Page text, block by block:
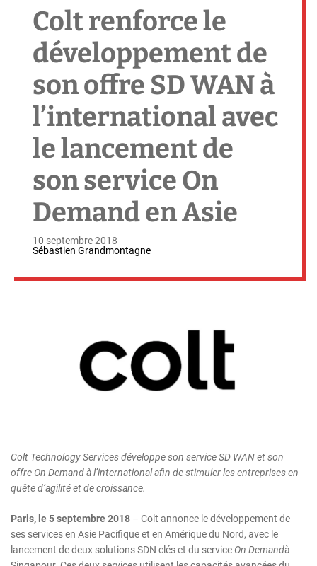
Colt renforce le
développement de
son offre SD WAN à
l’international avec
le lancement de
son service On
Demand en Asie
10 septembre 2018
Sébastien Grandmontagne
Colt Technology Services développe son service SD WAN et son
offre On Demand à l’international afin de stimuler les entreprises en
quête d’agilité et de croissance.
Paris, le 5 septembre 2018 – Colt annonce le développement de
ses services en Asie Pacifique et en Amérique du Nord, avec le
lancement de deux solutions SDN clés et du service On Demandà